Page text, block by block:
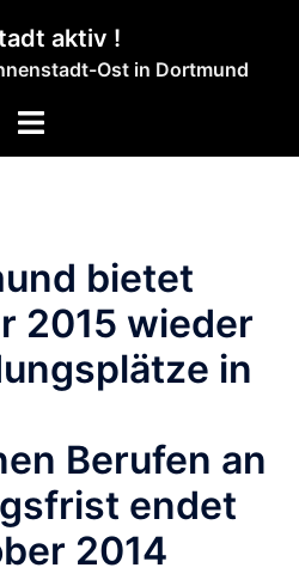
aktiv !
Ost in Dortmund
Menü
bietet
2015 wieder
in
Berufen an
endet
2014